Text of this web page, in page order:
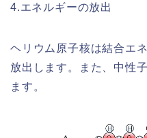
4.エネルギーの放出
ヘリウム原子核は結合エ
放出します。また、中性
ます。